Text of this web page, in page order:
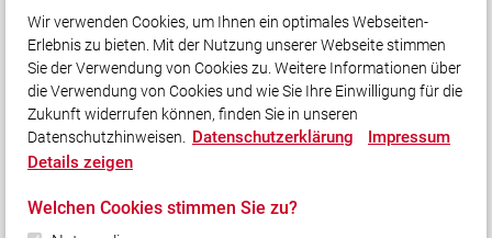
1972
Einsätze
Kontakt
Social Media
Auch unterwegs immer auf dem Laufenden bleiben?
mit uns!
Wir verwenden Cookies, um Ihnen ein optimales Webseiten-
Erlebnis zu bieten. Mit der Nutzung unserer Webseite stimmen
Sie der Verwendung von Cookies zu. Weitere Informationen über
die Verwendung von Cookies und wie Sie Ihre Einwilligung für die
Zukunft widerrufen können, finden Sie in unseren
Datenschutzhinweisen. Datenschutzerklärung
Impressum
Details zeigen
Welchen Cookies stimmen Sie zu?